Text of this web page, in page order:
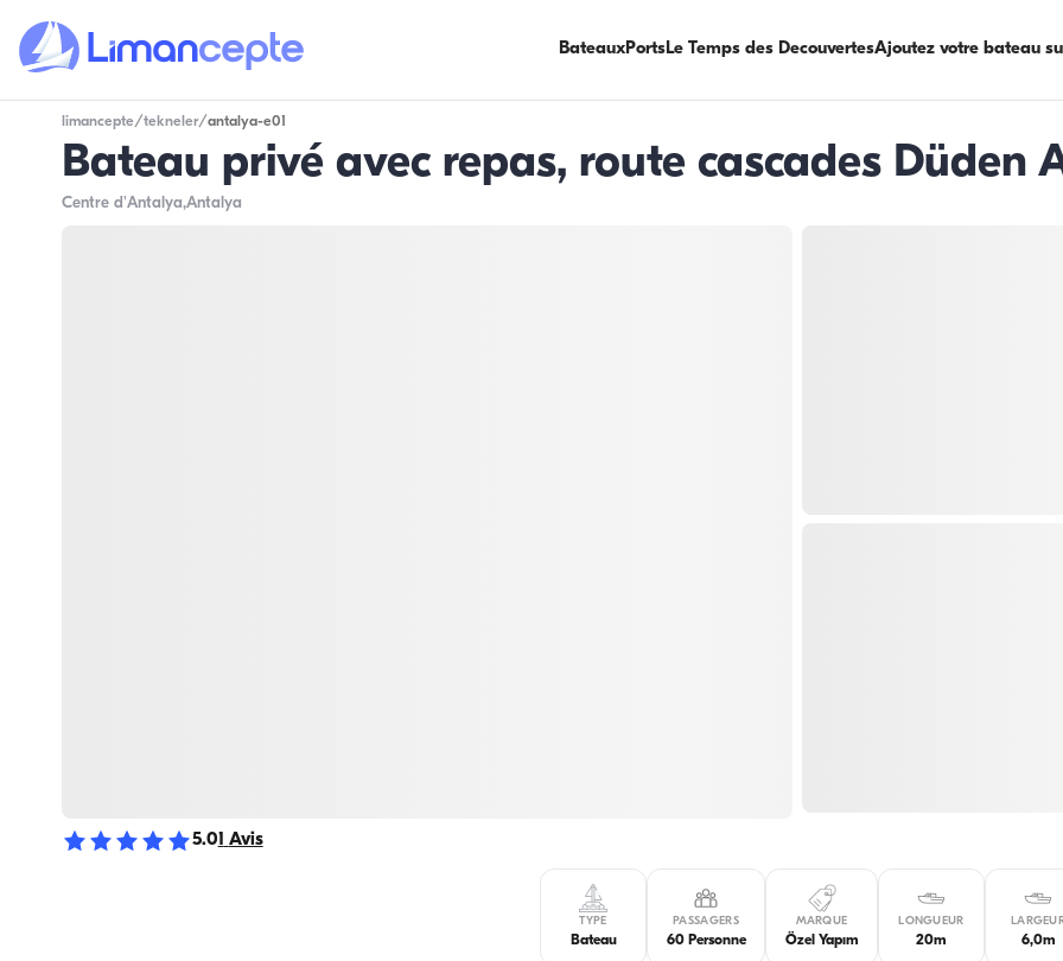
BateauxPortsLe Temps des DecouvertesAjoutez votre bateau
limancepte/tekneler/antalya-e01
Bateau privé avec repas, route cascades Düden
Centre d'Antalya,Antalya
5.01 Avis
TYPE
Bateau
PASSAGERS
60 Personne
MARQUE
Özel Yapım
LONGUEUR
20m 6,0m